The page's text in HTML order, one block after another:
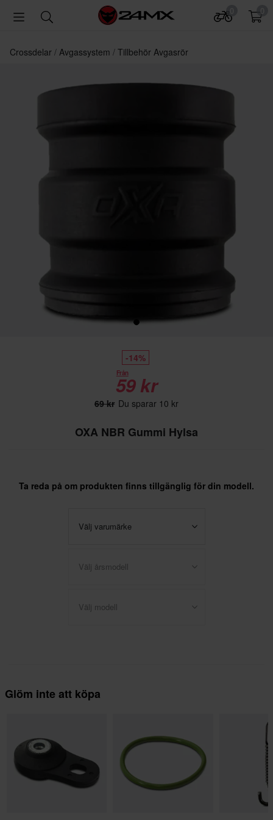
Crossdelar Avgassystem Tillbehör Avgasrör
-14%
Från
59 kr
69 kr Du sparar 10 kr
OXA NBR Gummi Hylsa
Ta reda på om produkten finns tillgänglig för din modell.
Välj varumärke
Välj årsmodell
Välj modell
Glöm inte att köpa